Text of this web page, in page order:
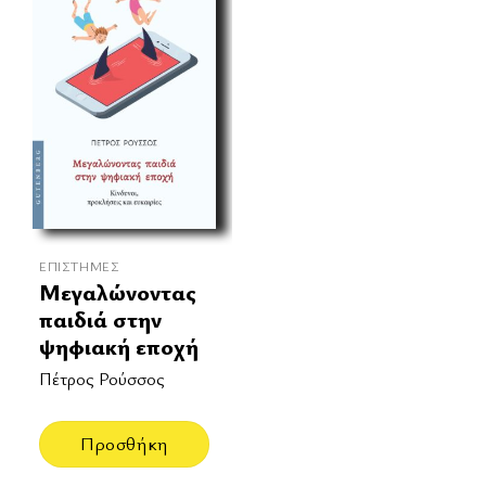
ΕΠΙΣΤΉΜΕΣ
Μεγαλώνοντας
παιδιά στην
ψηφιακή εποχή
Πέτρος Ρούσσος
Προσθήκη